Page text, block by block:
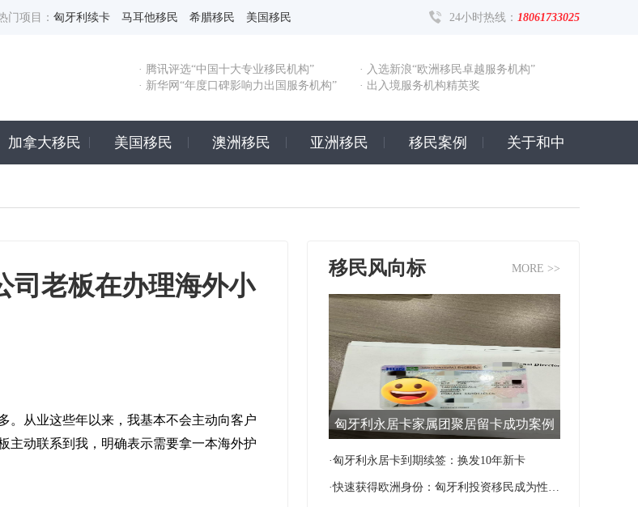
门项目： 匈牙利续卡 马耳他移民 希腊移民 美国移民 24小时热线： 18061733025
· 腾讯评选“中国十大专业移民机构”
· 入选新浪“欧洲移民卓越服务机构”
· 新华网“年度口碑影响力出国服务机构”
· 出入境服务机构精英奖
加拿大移民 美国移民 澳洲移民 亚洲移民 移民案例 关于和中
司老板在办理海外小
。从业这些年以来，我基本不会主动向客户
主动联系到我，明确表示需要拿一本海外护
移民风向标 MORE >>
匈牙利永居卡家属团聚居留卡成功案例
·匈牙利永居卡到期续签：换发10年新卡
·快速获得欧洲身份：匈牙利投资移民成为性价比首选